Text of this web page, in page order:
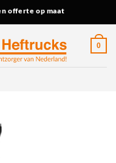
offerte op maat
0